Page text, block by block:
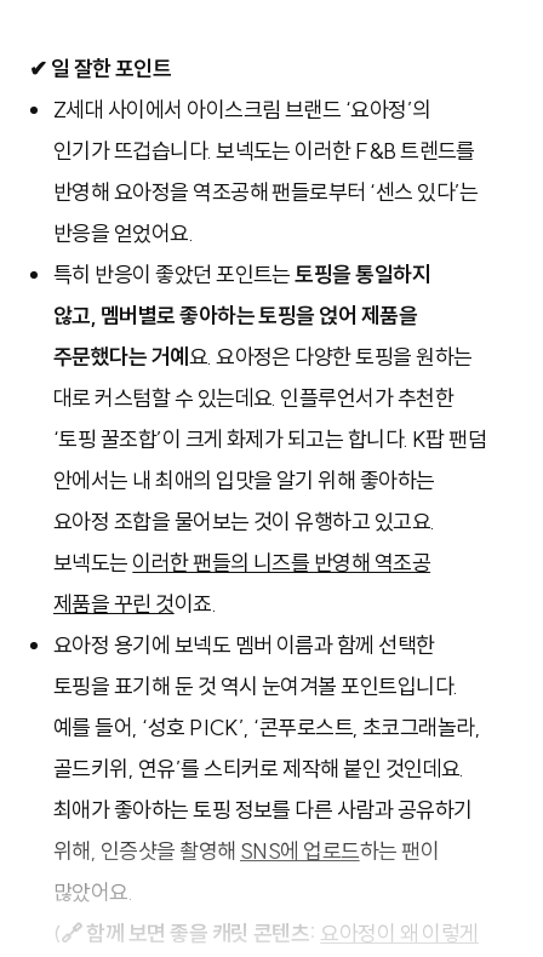
✔ 일 잘한 포인트
Z세대 사이에서 아이스크림 브랜드 ‘요아정’의
인기가 뜨겁습니다. 보넥도는 이러한 F&B 트렌드를
반영해 요아정을 역조공해 팬들로부터 ‘센스 있다’는
반응을 얻었어요.
특히 반응이 좋았던 포인트는토핑을 통일하지
않고, 멤버별로 좋아하는 토핑을 얹어 제품을
주문했다는 거예 요. 요아정은 다양한 토핑을 원하는
대로 커스텀할 수 있는데요. 인플루언서가 추천한
‘토핑 꿀조합’이 크게 화제가 되고는 합니다. K팝 팬덤
안에서는 내 최애의 입맛을 알기 위해 좋아하는
요아정 조합을 물어보는 것이 유행하고 있고요.
보넥도는 이러한 팬들의 니즈를 반영해 역조공
제품을 꾸린 것이죠.
요아정 용기에 보넥도 멤버 이름과 함께 선택한
토핑을 표기해 둔 것 역시 눈여겨볼 포인트입니다.
예를 들어, ‘성호 PICK’, ‘콘푸로스트, 초코그래놀라,
골드키위, 연유’를 스티커로 제작해 붙인 것인데요.
최애가 좋아하는 토핑 정보를 다른 사람과 공유하기
위해, 인증샷을 촬영해 SNS에 업로드하는 팬이
많았어요.
(🔗 함께 보면 좋을 캐릿 콘텐츠: 요아정이 왜 이렇게